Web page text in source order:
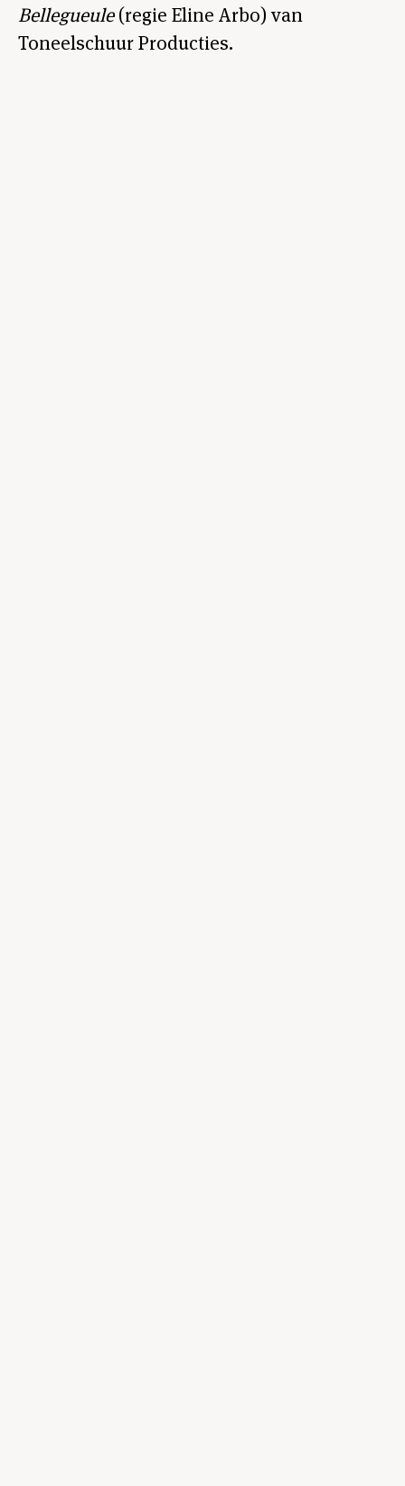
Bellegueule(regie Eline Arbo) van
Toneelschuur Producties.